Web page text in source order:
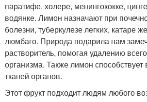
паратифе, холере, менингококке,
водянке. Лимон назначают при
болезни, туберкулезе легких, катаре
люмбаго. Природа подарила нам
растворитель, помогая удалению
организма. Также лимон
тканей органов.
Этот фрукт подходит людям любого